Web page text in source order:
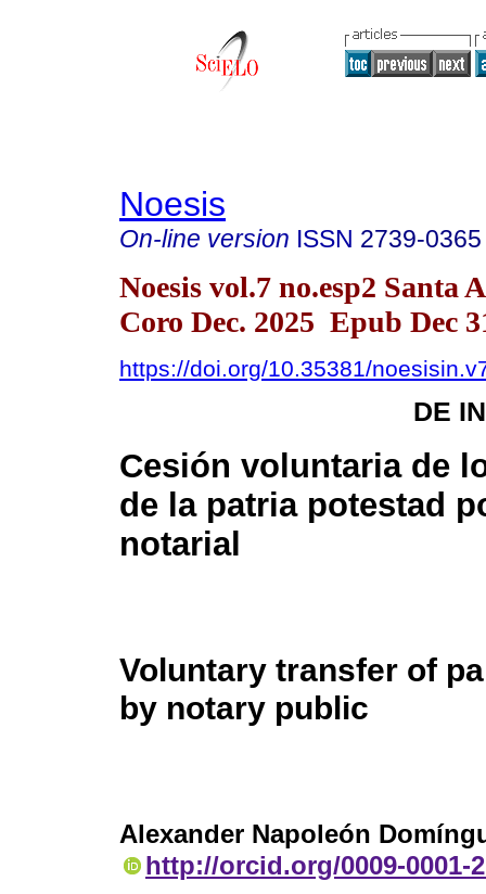
Noesis
On-line version ISSN 2739-0365
Noesis vol.7 no.esp2 Santa
Coro Dec. 2025 Epub Dec
https://doi.org/10.35381/
DE
Cesión voluntaria de
de la patria potestad
notarial
Voluntary transfer of
by notary public
Alexander Napoleón
http://orcid.org/0009-0001-